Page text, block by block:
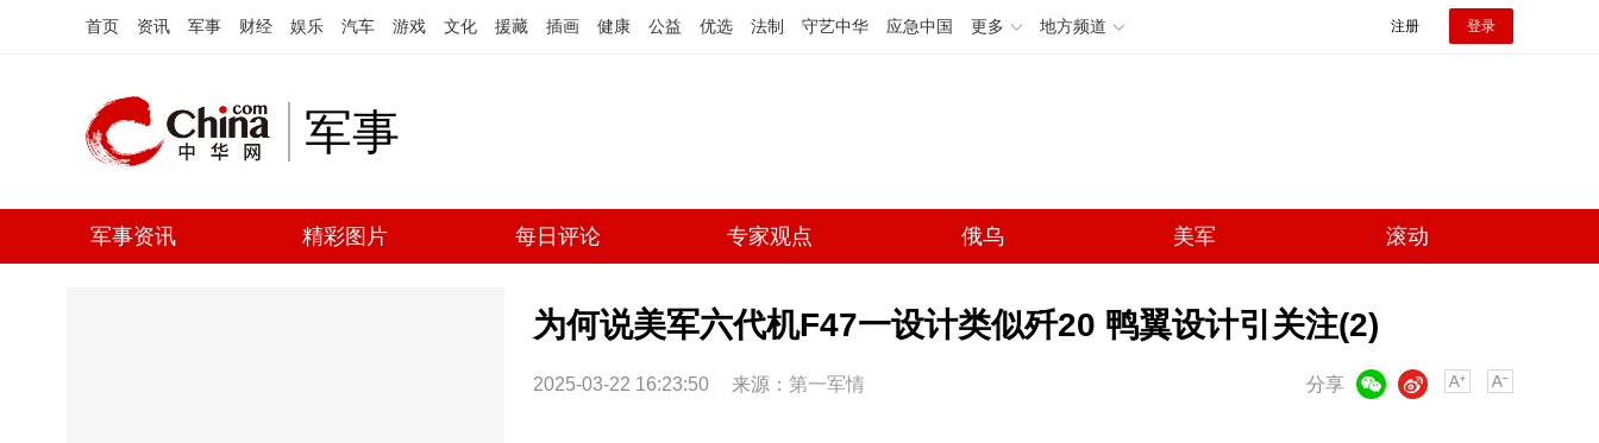
首页 资讯 军事 财经 娱乐 汽车 游戏 文化 援藏 插画 健康 公益 优选 法制 守艺中华 应急中国 更多 地方频道 注册 登录
军事
军事资讯 精彩图片 每日评论 专家观点 俄乌 美军 滚动
为何说美军六代机F47一设计类似歼20 鸭翼设计引关注(2)
2025-03-22 16:23:50 来源： 第一军情 分享
微博